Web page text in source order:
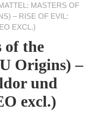
MASTERS OF
– RISE OF EVIL:
EXCL.)
of the
Origins) –
und
excl.)